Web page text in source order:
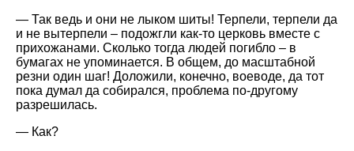
— Так ведь и они не лыком шиты! Терпели, терпели да
и не вытерпели – подожгли как-то церковь вместе с
прихожанами. Сколько тогда людей погибло – в
бумагах не упоминается. В общем, до масштабной
резни один шаг! Доложили, конечно, воеводе, да тот
пока думал да собирался, проблема по-другому
разрешилась.
— Как?